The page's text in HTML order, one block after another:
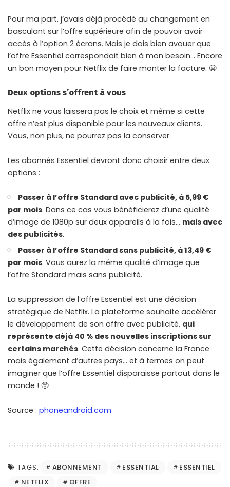
Pour ma part, j’avais déjà procédé au changement en
basculant sur l’offre supérieure afin de pouvoir avoir
accès à l’option 2 écrans. Mais je dois bien avouer que
l’offre Essentiel correspondait bien à mon besoin… Encore
un bon moyen pour Netflix de faire monter la facture. 😬
Deux options s’offrent à vous
Netflix ne vous laissera pas le choix et même si cette
offre n’est plus disponible pour les nouveaux clients.
Vous, non plus, ne pourrez pas la conserver.
Les abonnés Essentiel devront donc choisir entre deux
options :
Passer à l’offre Standard avec publicité, à 5,99 €
par mois. Dans ce cas vous bénéficierez d’une qualité
d’image de 1080p sur deux appareils à la fois… mais avec
des publicités.
Passer à l’offre Standard sans publicité, à 13,49 €
par mois. Vous aurez la même qualité d’image que
l’offre Standard mais sans publicité.
La suppression de l’offre Essentiel est une décision
stratégique de Netflix. La plateforme souhaite accélérer
le développement de son offre avec publicité, qui
représente déjà 40 % des nouvelles inscriptions sur
certains marchés. Cette décision concerne la France
mais également d’autres pays… et à termes on peut
imaginer que l’offre Essentiel disparaisse partout dans le
monde ! 🥺
Source : phoneandroid.com
TAGS: ABONNEMENT ESSENTIAL
ESSENTIEL
NETFLIX
OFFRE